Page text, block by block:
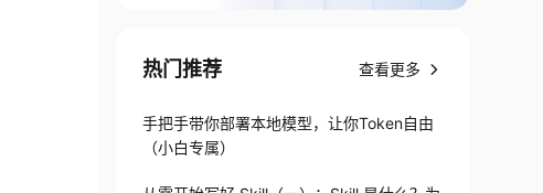
热门推荐 查看更多
手把手带你部署本地模型，让你Token自由
（小白专属）